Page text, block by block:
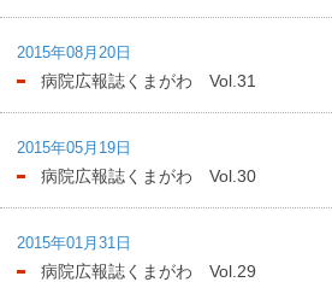
2015年08月20日
病院広報誌くまがわ Vol.31
2015年05月19日
病院広報誌くまがわ Vol.30
2015年01月31日
病院広報誌くまがわ Vol.29